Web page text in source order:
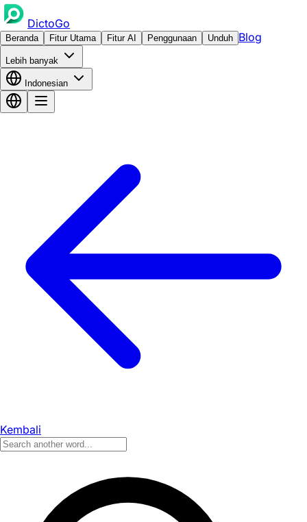
DictoGo
Beranda Fitur Utama Fitur AI Penggunaan Unduh Blog
Lebih banyak
Indonesian
Kembali